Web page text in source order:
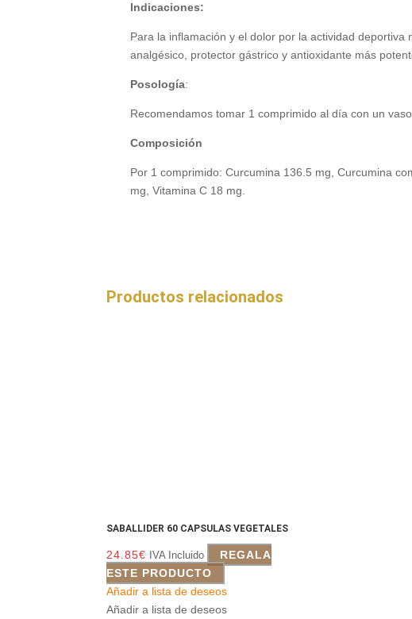
Indicaciones:
Para la inflamación y el dolor por la actividad
analgésico, protector gástrico y antioxidante más
Posología:
Recomendamos tomar 1 comprimido al día con un
Composición
Por 1 comprimido: Curcumina 136.5 mg, Curcumina
mg, Vitamina C 18 mg.
Productos relacionados
SABALLIDER 60 CAPSULAS VEGETALES
24.85€ IVA Incluido
REGALA
ESTE PRODUCTO
Añadir a lista de deseos
Añadir a lista de deseos